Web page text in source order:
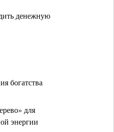
денежную
богатства
для
энергии